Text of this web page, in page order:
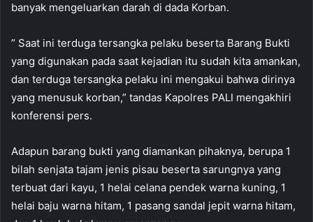
banyak mengeluarkan darah di dada Korban.
” Saat ini terduga tersangka pelaku beserta Barang Bukti
yang digunakan pada saat kejadian itu sudah kita amankan,
dan terduga tersangka pelaku ini mengakui bahwa dirinya
yang menusuk korban,” tandas Kapolres PALI mengakhiri
konferensi pers.
Adapun barang bukti yang diamankan pihaknya, berupa 1
bilah senjata tajam jenis pisau beserta sarungnya yang
terbuat dari kayu, 1 helai celana pendek warna kuning, 1
helai baju warna hitam, 1 pasang sandal jepit warna hitam,